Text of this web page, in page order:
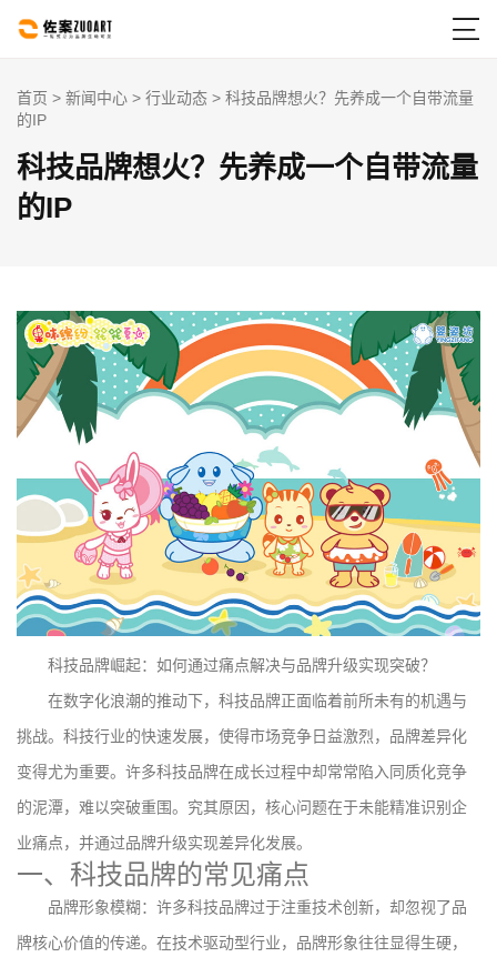

首页 > 新闻中心 > 行业动态 > 科技品牌想火？先养成一个自带流量
的IP
科技品牌想火？先养成一个自带流量
的IP
科技品牌崛起：如何通过痛点解决与品牌升级实现突破？
在数字化浪潮的推动下，科技品牌正面临着前所未有的机遇与
挑战。科技行业的快速发展，使得市场竞争日益激烈，品牌差异化
变得尤为重要。许多科技品牌在成长过程中却常常陷入同质化竞争
的泥潭，难以突破重围。究其原因，核心问题在于未能精准识别企
业痛点，并通过品牌升级实现差异化发展。
一、科技品牌的常见痛点
品牌形象模糊：许多科技品牌过于注重技术创新，却忽视了品
牌核心价值的传递。在技术驱动型行业，品牌形象往往显得生硬，